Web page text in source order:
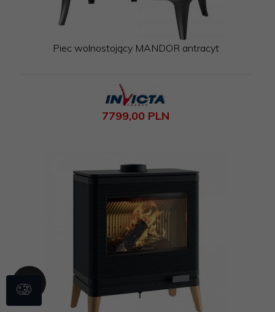
Piec wolnostojący MANDOR antracyt
7799,00 PLN